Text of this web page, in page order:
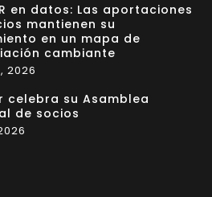
en datos: Las aportaciones
mantienen su
en un mapa de
cambiante
2026
celebra su Asamblea
de socios